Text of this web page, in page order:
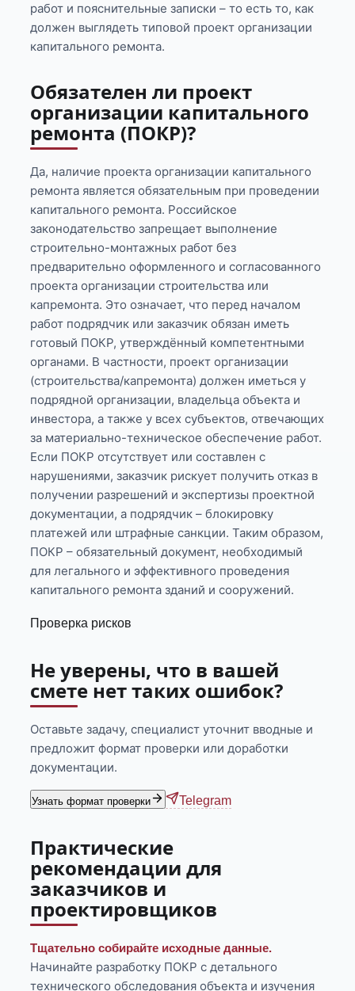
работ и пояснительные записки – то есть то, как
должен выглядеть типовой проект организации
капитального ремонта.
Обязателен ли проект
организации капитального
ремонта (ПОКР)?
Да, наличие проекта организации капитального
ремонта является обязательным при проведении
капитального ремонта. Российское
законодательство запрещает выполнение
строительно-монтажных работ без
предварительно оформленного и согласованного
проекта организации строительства или
капремонта. Это означает, что перед началом
работ подрядчик или заказчик обязан иметь
готовый ПОКР, утверждённый компетентными
органами. В частности, проект организации
(строительства/капремонта) должен иметься у
подрядной организации, владельца объекта и
инвестора, а также у всех субъектов, отвечающих
за материально-техническое обеспечение работ.
Если ПОКР отсутствует или составлен с
нарушениями, заказчик рискует получить отказ в
получении разрешений и экспертизы проектной
документации, а подрядчик – блокировку
платежей или штрафные санкции. Таким образом,
ПОКР – обязательный документ, необходимый
для легального и эффективного проведения
капитального ремонта зданий и сооружений.
Проверка рисков
Не уверены, что в вашей
смете нет таких ошибок?
Оставьте задачу, специалист уточнит вводные и
предложит формат проверки или доработки
документации.
Узнать формат проверки Telegram
Практические
рекомендации для
заказчиков и
проектировщиков
Тщательно собирайте исходные данные.
Начинайте разработку ПОКР с детального
технического обследования объекта и изучения